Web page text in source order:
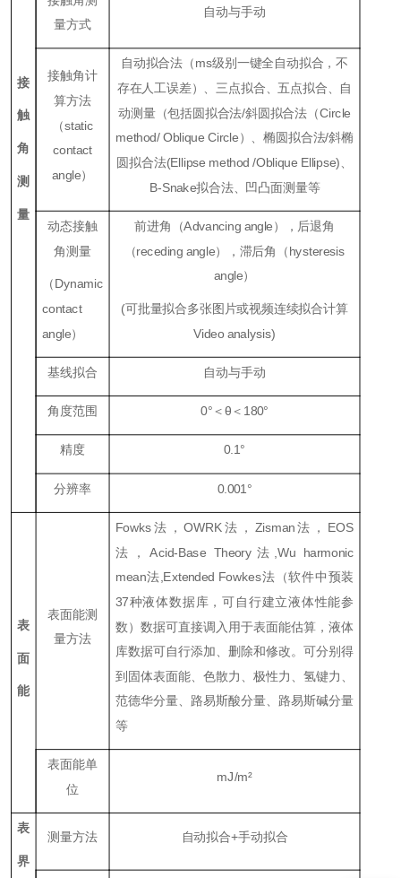
接
触
角
测
量
量方式
自动与手动
接触角计
算方法
（static
contact
angle）
自动拟合法（ms级别一键全自动拟合，不
存在人工误差）、三点拟合、五点拟合、自
动测量（包括圆拟合法/斜圆拟合法（Circle
method/ Oblique Circle）、椭圆拟合法/斜椭
圆拟合法(Ellipse method /Oblique Ellipse)
B-Snake拟合法、凹凸面测量等
动态接触
角测量
（Dynamic
contact
angle）
前进角（Advancing angle），后退角
（receding angle），滞后角（hysteresis
angle）
(可批量拟合多张图片或视频连续拟合计算
Video analysis)
基线拟合 自动与手动
角度范围 0°＜θ＜ 180°
精度 0.1°
分辨率 0.001 °
表
面
能
表面能测
量方法
Fowks法，OWRK法， Zisman法， EOS
法，Acid-Base Theory 法 ,Wu harmonic
mean法 ,Extended Fowkes法（软件中预装
37种液体数据库，可自行建立液体性能参
数）数据可直接调入用于表面能估算，液体
库数据可自行添加、删除和修改。可分别得
到固体表面能、色散力、极性力、氢键力、
范德华分量、路易斯酸分量、路易斯碱分量
等
表面能单
位
mJ/m²
表
界
测量方法 自动拟合+手动拟合